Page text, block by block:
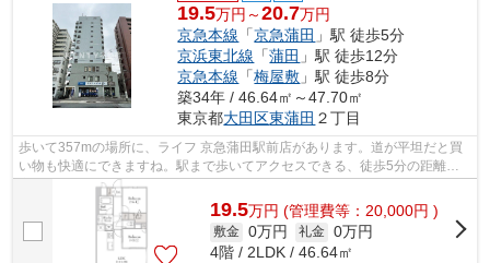
19.5万円～20.7万円
京急本線 「京急蒲田 」駅 徒歩5分
京浜東北線 「蒲田 」駅 徒歩12分
京急本線 「梅屋敷 」駅 徒歩8分
築34年 / 46.64㎡～47.70㎡
東京都大田区東蒲田 ２丁目
歩いて357mの場所に、ライフ 京急蒲田駅前店があります。道が平坦だと買
い物も快適にできますね。駅まで歩いてアクセスできる、徒歩5分の距離に
立地する物件です。こちらの物件はマン...
19.5万円 (管理費等：20,000円 )
敷金 0万円 礼金 0万円
4階 / 2LDK / 46.64㎡